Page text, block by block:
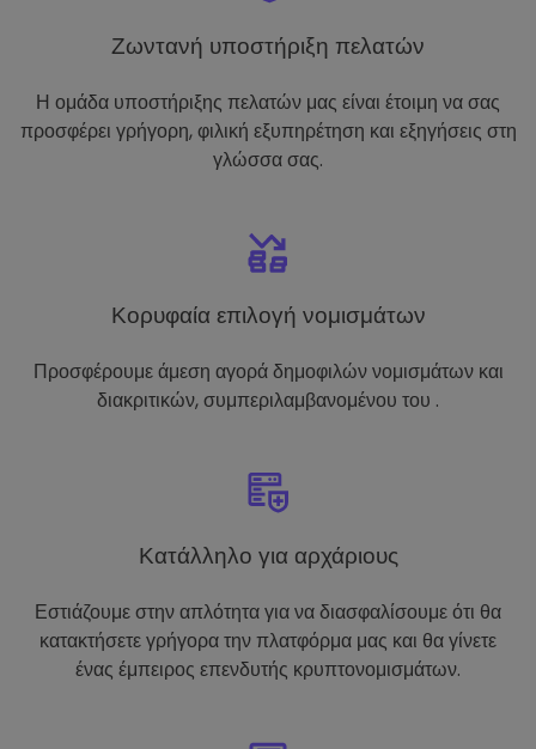
Ζωντανή υποστήριξη πελατών
Η ομάδα υποστήριξης πελατών μας είναι έτοιμη να σας
προσφέρει γρήγορη, φιλική εξυπηρέτηση και εξηγήσεις στη
γλώσσα σας.
Κορυφαία επιλογή νομισμάτων
Προσφέρουμε άμεση αγορά δημοφιλών νομισμάτων και
διακριτικών, συμπεριλαμβανομένου του .
Κατάλληλο για αρχάριους
Εστιάζουμε στην απλότητα για να διασφαλίσουμε ότι θα
κατακτήσετε γρήγορα την πλατφόρμα μας και θα γίνετε
ένας έμπειρος επενδυτής κρυπτονομισμάτων.